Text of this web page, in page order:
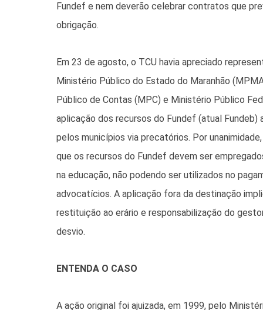
Fundef e nem deverão celebrar contratos que
obrigação.
Em 23 de agosto, o TCU havia apreciado
Ministério Público do Estado do Maranhão
Público de Contas (MPC) e Ministério Público
aplicação dos recursos do Fundef (atual Fundeb)
pelos municípios via precatórios. Por
que os recursos do Fundef devem ser
na educação, não podendo ser utilizados no
advocatícios. A aplicação fora da destinação
restituição ao erário e responsabilização do
desvio.
ENTENDA O CASO
A ação original foi ajuizada, em 1999, pelo